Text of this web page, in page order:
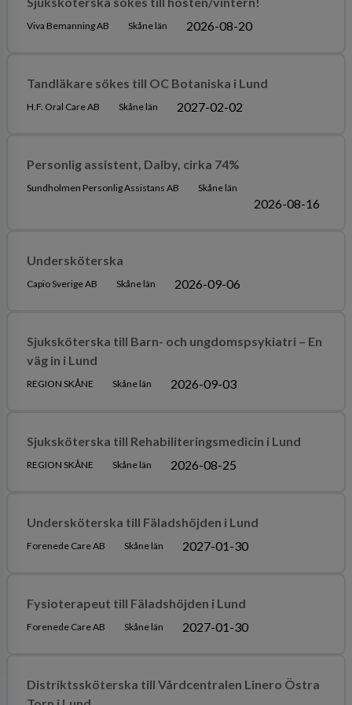
Viva Bemanning AB Skåne län 2026-08-20
Tandläkare sökes till OC Botaniska i Lund
H.F. Oral Care AB Skåne län 2027-02-02
Personlig assistent, Dalby, cirka 74%
Sundholmen Personlig Assistans AB Skåne län
2026-08-16
Undersköterska
Capio Sverige AB Skåne län 2026-09-06
Sjuksköterska till Barn- och ungdomspsykiatri – En
väg in i Lund
REGION SKÅNE Skåne län 2026-09-03
Sjuksköterska till Rehabiliteringsmedicin i Lund
REGION SKÅNE Skåne län 2026-08-25
Undersköterska till Fäladshöjden i Lund
Forenede Care AB Skåne län 2027-01-30
Fysioterapeut till Fäladshöjden i Lund
Forenede Care AB Skåne län 2027-01-30
Distriktssköterska till Vårdcentralen Linero Östra